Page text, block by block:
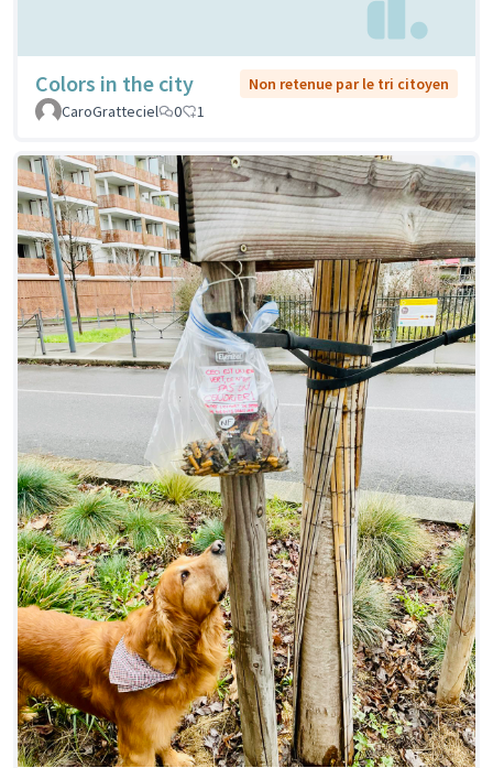
Colors in the city
Non retenue par le tri citoyen
CaroGratteciel
0 1